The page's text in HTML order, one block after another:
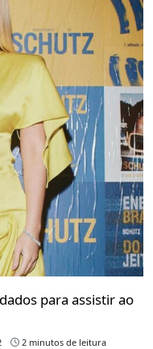
para assistir ao
2 minutos de leitura